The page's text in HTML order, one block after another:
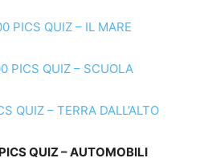
PICS QUIZ – IL MARE
PICS QUIZ – SCUOLA
QUIZ – TERRA DALL’ALTO
QUIZ – AUTOMOBILI